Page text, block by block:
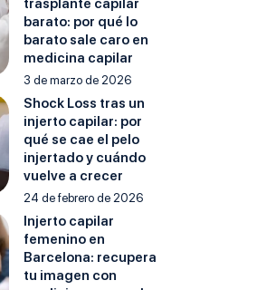
trasplante capilar
barato: por qué lo
barato sale caro en
medicina capilar
3 de marzo de 2026
Shock Loss tras un
injerto capilar: por
qué se cae el pelo
injertado y cuándo
vuelve a crecer
24 de febrero de 2026
Injerto capilar
femenino en
Barcelona: recupera
tu imagen con